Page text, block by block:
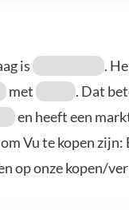
is .
met . Dat
en heeft een
Vu te kopen
op onze kopen/